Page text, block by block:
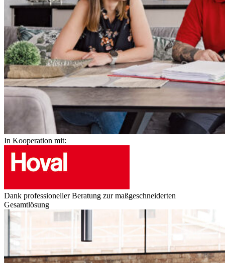
In Kooperation mit:
Dank professioneller Beratung zur maßgeschneiderten
Gesamtlösung